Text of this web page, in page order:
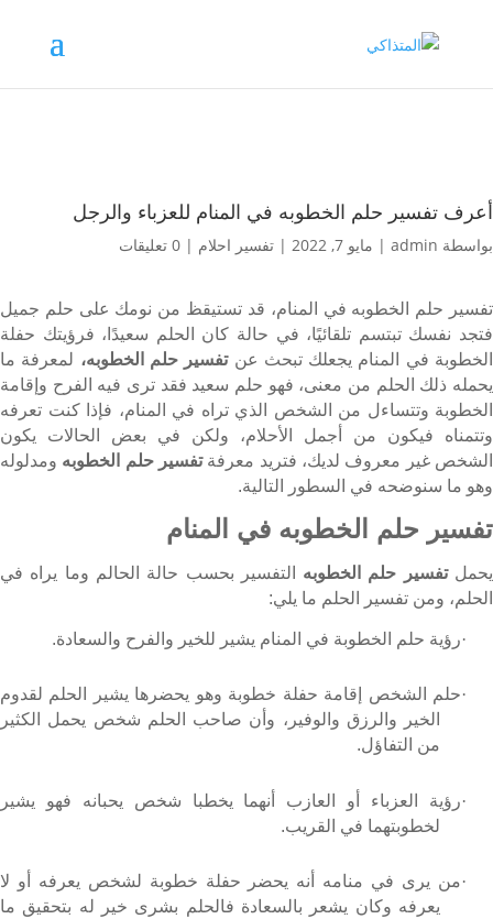
أعرف تفسير حلم الخطوبه في المنام للعزباء والرجل
بواسطة admin
| مايو 7, 2022 | تفسير احلام | 0 تعليقات
تفسير حلم الخطوبه في المنام، قد تستيقظ من نومك على حلم جميل
فتجد نفسك تبتسم تلقائيًا، في حالة كان الحلم سعيدًا، فرؤيتك حفلة
الخطوبة في المنام يجعلك تبحث عنتفسير حلم الخطوبه، لمعرفة ما
يحمله ذلك الحلم من معنى، فهو حلم سعيد فقد ترى فيه الفرح وإقامة
الخطوبة وتتساءل من الشخص الذي تراه في المنام، فإذا كنت تعرفه
وتتمناه فيكون من أجمل الأحلام، ولكن في بعض الحالات يكون
الشخص غير معروف لديك، فتريد معرفةتفسير حلم الخطوبه ومدلوله
وهو ما سنوضحه في السطور التالية.
تفسير حلم الخطوبه في المنام
يحملتفسير حلم الخطوبه
التفسير بحسب حالة الحالم وما يراه في
الحلم، ومن تفسير الحلم ما يلي:
·رؤية حلم الخطوبة في المنام يشير للخير والفرح والسعادة.
·حلم الشخص إقامة حفلة خطوبة وهو يحضرها يشير الحلم لقدوم
الخير والرزق والوفير، وأن صاحب الحلم شخص يحمل الكثير
من التفاؤل.
·رؤية العزباء أو العازب أنهما يخطبا شخص يحبانه فهو يشير
لخطوبتهما في القريب.
·من يرى في منامه أنه يحضر حفلة خطوبة لشخص يعرفه أو لا
يعرفه وكان يشعر بالسعادة فالحلم بشرى خير له بتحقيق ما